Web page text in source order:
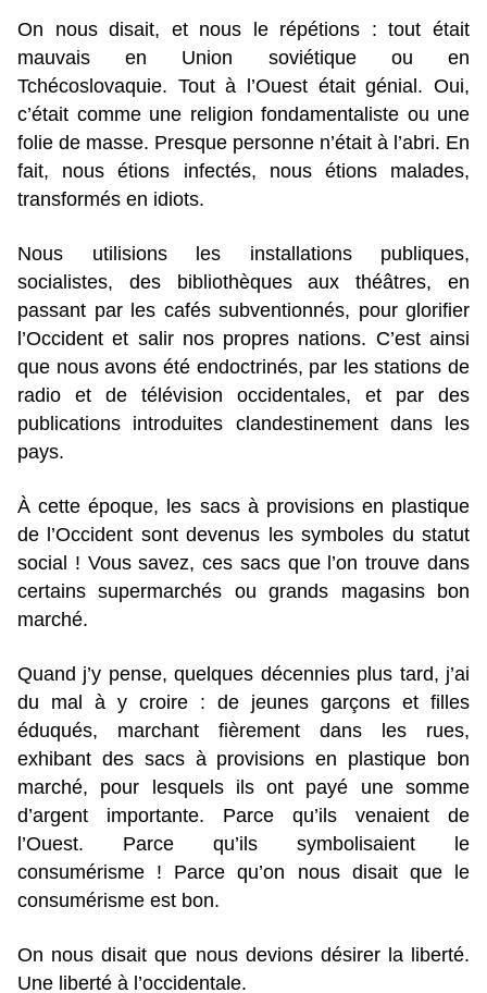
On nous disait, et nous le répétions : tout était
mauvais en Union soviétique ou en
Tchécoslovaquie. Tout à l’Ouest était génial. Oui,
c’était comme une religion fondamentaliste ou une
folie de masse. Presque personne n’était à l’abri. En
fait, nous étions infectés, nous étions malades,
transformés en idiots.
Nous utilisions les installations publiques,
socialistes, des bibliothèques aux théâtres, en
passant par les cafés subventionnés, pour glorifier
l’Occident et salir nos propres nations. C’est ainsi
que nous avons été endoctrinés, par les stations de
radio et de télévision occidentales, et par des
publications introduites clandestinement dans les
pays.
À cette époque, les sacs à provisions en plastique
de l’Occident sont devenus les symboles du statut
social ! Vous savez, ces sacs que l’on trouve dans
certains supermarchés ou grands magasins bon
marché.
Quand j’y pense, quelques décennies plus tard, j’ai
du mal à y croire : de jeunes garçons et filles
éduqués, marchant fièrement dans les rues,
exhibant des sacs à provisions en plastique bon
marché, pour lesquels ils ont payé une somme
d’argent importante. Parce qu’ils venaient de
l’Ouest. Parce qu’ils symbolisaient le
consumérisme ! Parce qu’on nous disait que le
consumérisme est bon.
On nous disait que nous devions désirer la liberté.
Une liberté à l’occidentale.